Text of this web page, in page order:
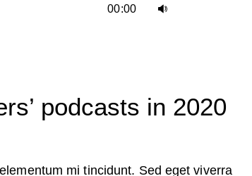
00:00
arriba/abajo
o
podcasts in 2020
mi tincidunt. Sed eget viverra